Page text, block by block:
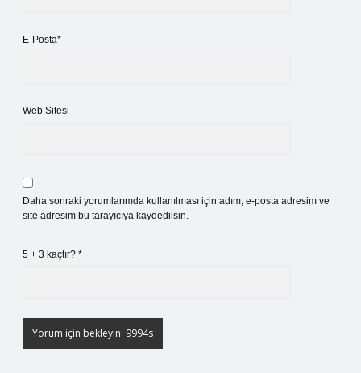
E-Posta*
Web Sitesi
Daha sonraki yorumlarımda kullanılması için adım, e-posta adresim ve
site adresim bu tarayıcıya kaydedilsin.
5 + 3 kaçtır? *